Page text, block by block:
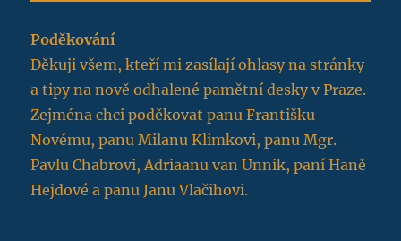
Poděkování
Děkuji všem, kteří mi zasílají ohlasy na stránky
a tipy na nově odhalené pamětní desky v Praze.
Zejména chci poděkovat panu Františku
Novému, panu Milanu Klimkovi, panu Mgr.
Pavlu Chabrovi, Adriaanu van Unnik, paní Haně
Hejdové a panu Janu Vlačihovi.